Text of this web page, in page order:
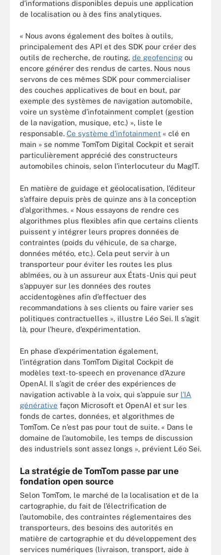
d’informations disponibles depuis une application
de localisation ou à des fins analytiques.
« Nous avons également des boîtes à outils,
principalement des API et des SDK pour créer des
outils de recherche, de routing, de geofencing ou
encore générer des rendus de cartes. Nous nous
servons de ces mêmes SDK pour commercialiser
des couches applicatives de bout en bout, par
exemple des systèmes de navigation automobile,
voire un système d’infotainment complet (gestion
de la navigation, musique, etc.) », liste le
responsable. Ce système d’infotainment « clé en
main » se nomme TomTom Digital Cockpit et serait
particulièrement apprécié des constructeurs
automobiles chinois, selon l’interlocuteur du MagIT.
En matière de guidage et géolocalisation, l’éditeur
s’affaire depuis près de quinze ans à la conception
d’algorithmes. « Nous essayons de rendre ces
algorithmes plus flexibles afin que certains clients
puissent y intégrer leurs propres données de
contraintes (poids du véhicule, de sa charge,
données météo, etc.). Cela peut servir à un
transporteur pour éviter les routes les plus
abîmées, ou à un assureur aux États-Unis qui peut
s’appuyer sur les données des routes
accidentogènes afin d’effectuer des
recommandations à ses clients ou faire varier ses
politiques contractuelles », illustre Léo Sei. Il s’agit
là, pour l’heure, d’expérimentation.
En phase d’expérimentation également,
l’intégration dans TomTom Digital Cockpit de
modèles text-to-speech en provenance d’Azure
OpenAI. Il s’agit de créer des expériences de
navigation activable à la voix, qui s’appuie sur l’IA
générative façon Microsoft et OpenAI et sur les
fonds de cartes, données, et algorithmes de
TomTom. Ce n’est pas pour tout de suite. « Dans le
domaine de l’automobile, les temps de discussion
des industriels sont assez longs », prévient Léo Sei.
La stratégie de TomTom passe par une
fondation open source
Selon TomTom, le marché de la localisation et de la
cartographie, du fait de l’électrification de
l’automobile, des contraintes réglementaires des
transporteurs, des besoins des autorités en
matière de cartographie et du développement des
services numériques (livraison, transport, aide à